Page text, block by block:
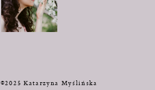
©2025 Katarzyna Myślińska